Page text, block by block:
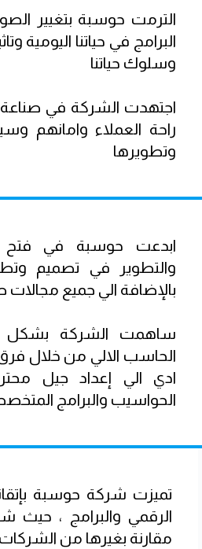
الترمت حوسبة بتغيير
البرامج في حياتنا اليومية
وسلوك حياتنا
اجتهدت الشركة في
راحة العملاء وامانهم
وتطويرها
ابدعت حوسبة في فتح
والتطوير في تصميم
بالإضافة الي جميع مجالات
ساهمت الشركة بشكل
الحاسب الالي من خلال فرق
ادي الي إعداد جيل
الحواسيب والبرامج
تميزت شركة حوسبة
الرقمي والبرامج ، حيث
مقارنة بغيرها من الشركات